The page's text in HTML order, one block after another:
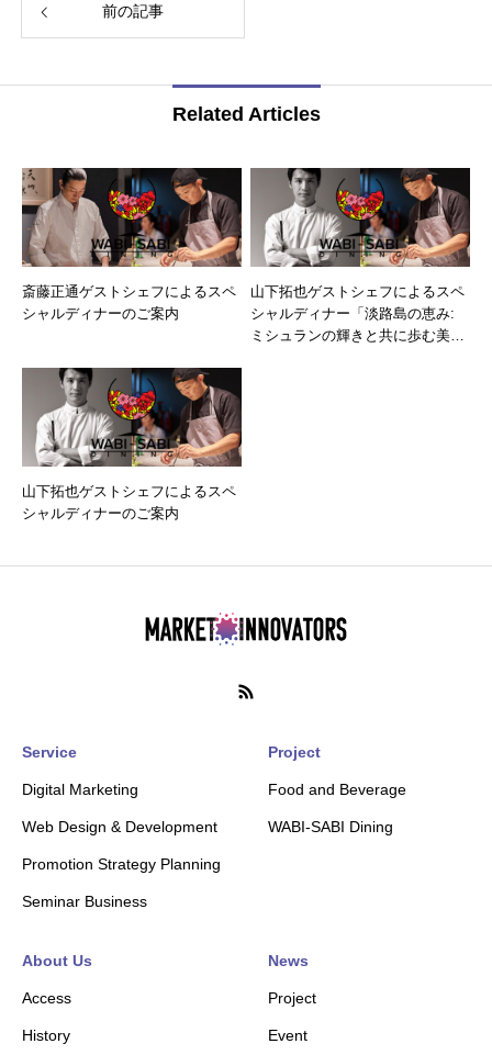
前の記事
Related Articles
斎藤正通ゲストシェフによるスペ
シャルディナーのご案内
山下拓也ゲストシェフによるスペ
シャルディナー「淡路島の恵み:
ミシュランの輝きと共に歩む美食
山下拓也ゲストシェフによるスペ
シャルディナーのご案内
Service
Digital Marketing
Web Design & Development
Promotion Strategy Planning
Seminar Business
Project
Food and Beverage
WABI-SABI Dining
About Us
Access
History
News
Project
Event